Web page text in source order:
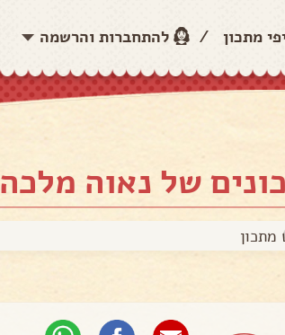
מתכון / להתחברות והרשמה
של נאוה מלכה